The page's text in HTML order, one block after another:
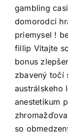
gambling
domorodci
priemysel !
fillip Vitajte
bonus
zbavený točí
austrálskeho
anestetikum
so